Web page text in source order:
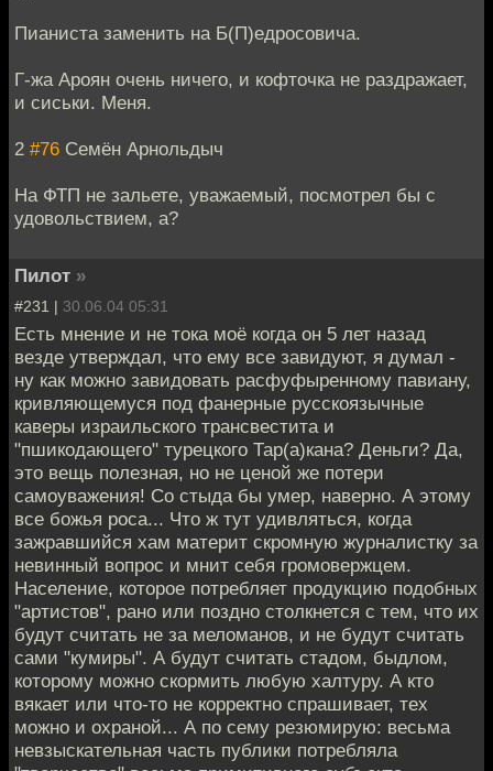
Пианиста заменить на Б(П)едросовича.
Г-жа Ароян очень ничего, и кофточка не раздражает,
и сиськи. Меня.
2 #76 Семён Арнольдыч
На ФТП не зальете, уважаемый, посмотрел бы с
удовольствием, а?
Пилот »
#231 | 30.06.04 05:31
Есть мнение и не тока моё когда он 5 лет назад
везде утверждал, что ему все завидуют, я думал -
ну как можно завидовать расфуфыренному павиану,
кривляющемуся под фанерные русскоязычные
каверы израильского трансвестита и
"пшикодающего" турецкого Тар(а)кана? Деньги? Да,
это вещь полезная, но не ценой же потери
самоуважения! Со стыда бы умер, наверно. А этому
все божья роса... Что ж тут удивляться, когда
зажравшийся хам материт скромную журналистку за
невинный вопрос и мнит себя громовержцем.
Население, которое потребляет продукцию подобных
"артистов", рано или поздно столкнется с тем, что их
будут считать не за меломанов, и не будут считать
сами "кумиры". А будут считать стадом, быдлом,
которому можно скормить любую халтуру. А кто
вякает или что-то не корректно спрашивает, тех
можно и охраной... А по сему резюмирую: весьма
невзыскательная часть публики потребляла